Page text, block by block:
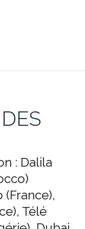
: Dalila
Télé